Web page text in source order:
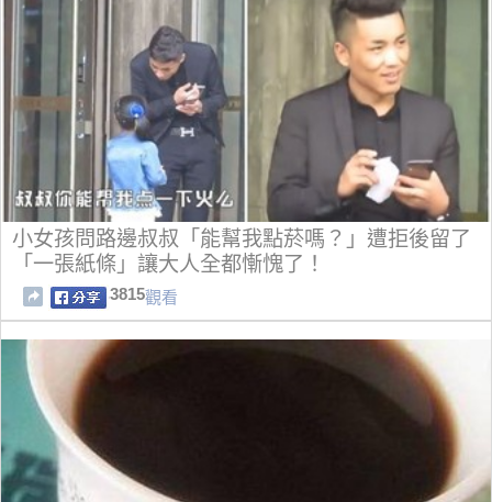
小女孩問路邊叔叔「能幫我點菸嗎？」遭拒後留了
「一張紙條」讓大人全都慚愧了！
3815觀看